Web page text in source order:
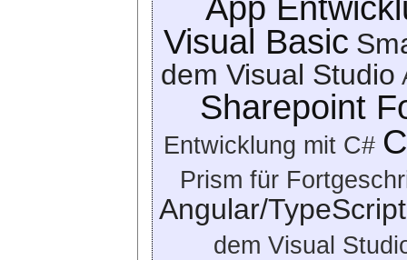
App
Visual Basic
dem Visual Studio
Sharepoint
Entwicklung mit C#
Prism für
Angular/TypeScript
dem Visual